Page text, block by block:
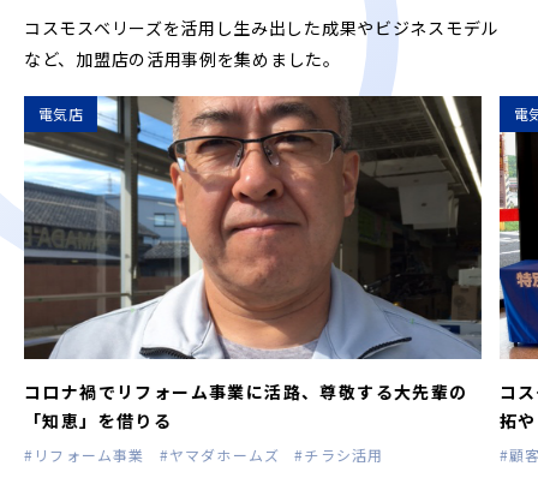
コスモスベリーズを活用し生み出した成果やビジネスモデル
など、 加盟店の活用事例を集めました。
電気店
コロナ禍でリフォーム事業に活路、尊敬する大先輩の
「知恵」を借りる
#リフォーム事業 #ヤマダホームズ #チラシ活用
電
コ
拓
#顧